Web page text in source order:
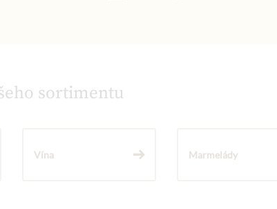
sortimentu
Vína Marmelády